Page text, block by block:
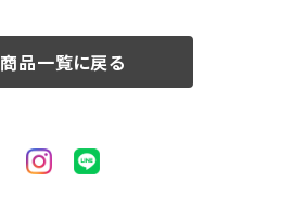
商品一覧に戻る